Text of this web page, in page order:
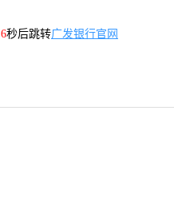
6秒后跳转广发银行官网